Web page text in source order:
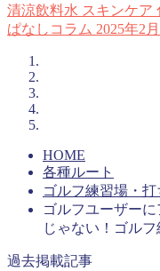
清涼飲料水 スキンケア
ぱなしコラム 2025年2月
HOME
各種ルート
ゴルフ練習場・
ゴルフユーザー
じゃない！ゴル
過去掲載記事